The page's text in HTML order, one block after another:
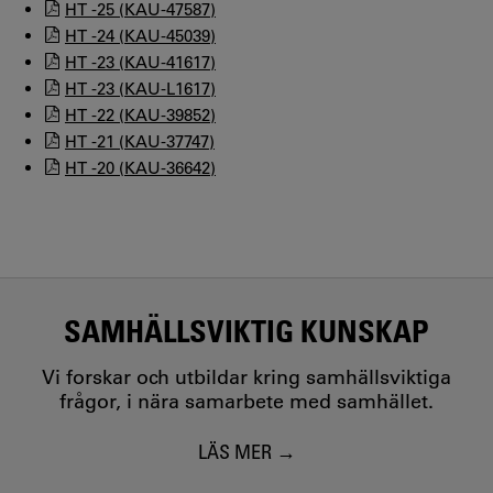
HT -25 (KAU-47587)
HT -24 (KAU-45039)
HT -23 (KAU-41617)
HT -23 (KAU-L1617)
HT -22 (KAU-39852)
HT -21 (KAU-37747)
HT -20 (KAU-36642)
SAMHÄLLSVIKTIG KUNSKAP
Vi forskar och utbildar kring samhällsviktiga
frågor, i nära samarbete med samhället.
LÄS MER